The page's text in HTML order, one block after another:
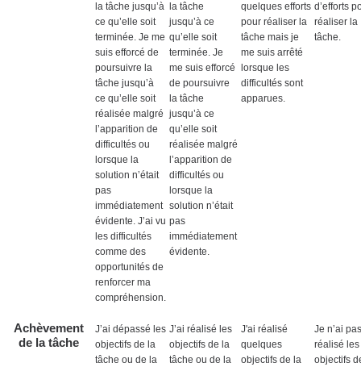
la tâche jusqu’à
ce qu’elle soit
terminée. Je me
suis efforcé de
poursuivre la
tâche jusqu’à
ce qu’elle soit
réalisée malgré
l’apparition de
difficultés ou
lorsque la
solution n’était
pas
immédiatement
évidente. J’ai vu
les difficultés
comme des
opportunités de
renforcer ma
compréhension.
la tâche
jusqu’à ce
qu’elle soit
terminée. Je
me suis efforcé
de poursuivre
la tâche
jusqu’à ce
qu’elle soit
réalisée malgré
l’apparition de
difficultés ou
lorsque la
solution n’était
pas
immédiatement
évidente.
quelques efforts
pour réaliser la
tâche mais je
me suis arrêté
lorsque les
difficultés sont
apparues.
d’efforts
réaliser la
tâche.
Achèvement
de la tâche
J’ai dépassé les
objectifs de la
tâche ou de la
J’ai réalisé les
objectifs de la
tâche ou de la
J'ai réalisé
quelques
objectifs de la
Je n’ai pas
réalisé les
objectifs